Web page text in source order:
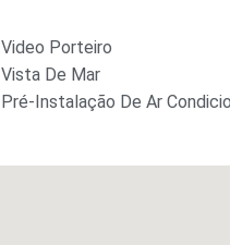
Video Porteiro
Vista De Mar
Pré-Instalação De Ar